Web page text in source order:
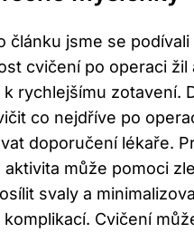
článku jsme se podívali
cvičení po operaci žil
rychlejšímu zotavení.
co nejdříve po
doporučení lékaře.
aktivita může pomoci
svaly a
komplikací. Cvičení